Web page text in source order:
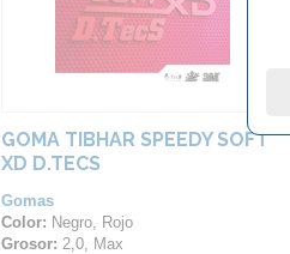
GOMA TIBHAR SPEEDY SOFT
XD D.TECS
Gomas
Color: Negro, Rojo
Grosor: 2,0, Max